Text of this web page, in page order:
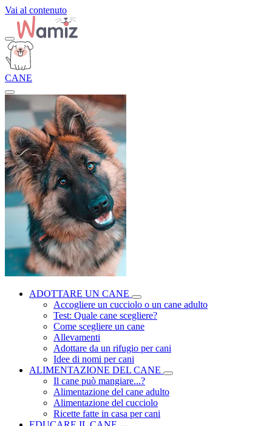
Vai al contenuto
CANE
ADOTTARE UN CANE
Accogliere un cucciolo o un cane adulto
Test: Quale cane scegliere?
Come scegliere un cane
Allevamenti
Adottare da un rifugio per cani
Idee di nomi per cani
ALIMENTAZIONE DEL CANE
Il cane può mangiare...?
Alimentazione del cane adulto
Alimentazione del cucciolo
Ricette fatte in casa per cani